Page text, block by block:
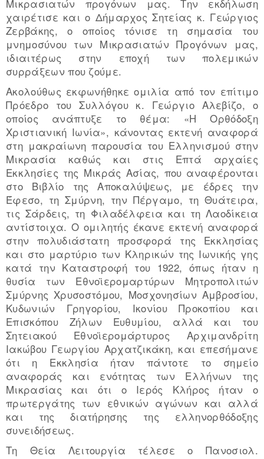
Μικρασιατών προγόνων μας. Την εκδήλωση
χαιρέτισε και ο Δήμαρχος Σητείας κ. Γεώργιος
Ζερβάκης, ο οποίος τόνισε τη σημασία του
μνημοσύνου των Μικρασιατών Προγόνων μας,
ιδιαιτέρως στην εποχή των πολεμικών
συρράξεων που ζούμε.
Ακολούθως εκφωνήθηκε ομιλία από τον επίτιμο
Πρόεδρο του Συλλόγου κ. Γεώργιο Αλεβίζο, ο
οποίος ανάπτυξε το θέμα: «Η Ορθόδοξη
Χριστιανική Ιωνία», κάνοντας εκτενή αναφορά
στη μακραίωνη παρουσία του Ελληνισμού στην
Μικρασία καθώς και στις Επτά αρχαίες
Εκκλησίες της Μικράς Ασίας, που αναφέρονται
στο Βιβλίο της Αποκαλύψεως, με έδρες την
Έφεσο, τη Σμύρνη, την Πέργαμο, τη Θυάτειρα,
τις Σάρδεις, τη Φιλαδέλφεια και τη Λαοδίκεια
αντίστοιχα. Ο ομιλητής έκανε εκτενή αναφορά
στην πολυδιάστατη προσφορά της Εκκλησίας
και στο μαρτύριο των Κληρικών της Ιωνικής γης
κατά την Καταστροφή του 1922, όπως ήταν η
θυσία των Εθνοϊερομαρτύρων Μητροπολιτών
Σμύρνης Χρυσοστόμου, Μοσχονησίων Αμβροσίου,
Κυδωνιών Γρηγορίου, Ικονίου Προκοπίου και
Επισκόπου Ζήλων Ευθυμίου, αλλά και του
Σητειακού Εθνοϊερομάρτυρος Αρχιμανδρίτη
Ιακώβου Γεωργίου Αρχατζικάκη, και επεσήμανε
ότι η Εκκλησία ήταν πάντοτε το σημείο
αναφοράς και ενότητας των Ελλήνων της
Μικρασίας και ότι ο Ιερός Κλήρος ήταν ο
πρωτεργάτης των εθνικών αγώνων και αλλά
και της διατήρησης της ελληνορθόδοξης
συνειδήσεως.
Τη Θεία Λειτουργία τέλεσε ο Πανοσιολ.